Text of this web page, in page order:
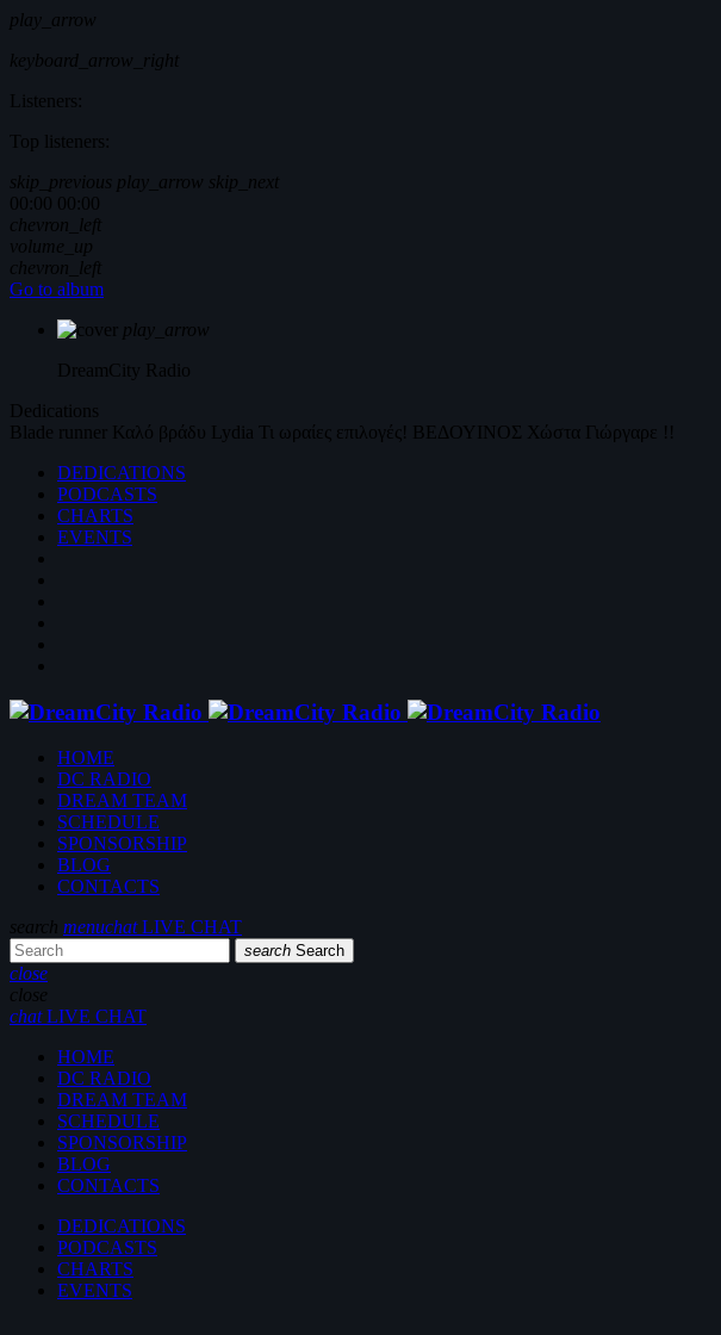
play_arrow
keyboard_arrow_right
Listeners:
Top listeners:
skip_previous play_arrow skip_next
00:00 00:00
chevron_left
volume_up
chevron_left
Go to album
play_arrow
DreamCity Radio
Dedications
Blade runner Καλό βράδυ Lydia Τι ωραίες επιλογές! ΒΕΔΟΥΙΝΟΣ Χώστα Γιώργαρε !!
DEDICATIONS
PODCASTS
CHARTS
EVENTS
HOME
DC RADIO
DREAM TEAM
SCHEDULE
SPONSORSHIP
BLOG
CONTACTS
search menuchatLIVE CHAT
search Search
close
close
chatLIVE CHAT
HOME
DC RADIO
DREAM TEAM
SCHEDULE
SPONSORSHIP
BLOG
CONTACTS
DEDICATIONS
PODCASTS
CHARTS
EVENTS